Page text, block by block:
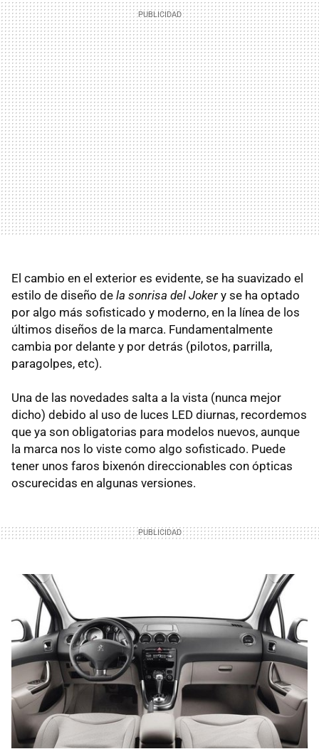
El cambio en el exterior es evidente, se ha suavizado el
estilo de diseño de la sonrisa del Joker y se ha optado
por algo más sofisticado y moderno, en la línea de los
últimos diseños de la marca. Fundamentalmente
cambia por delante y por detrás (pilotos, parrilla,
paragolpes, etc).
Una de las novedades salta a la vista (nunca mejor
dicho) debido al uso de luces LED diurnas, recordemos
que ya son obligatorias para modelos nuevos, aunque
la marca nos lo viste como algo sofisticado. Puede
tener unos faros bixenón direccionables con ópticas
oscurecidas en algunas versiones.